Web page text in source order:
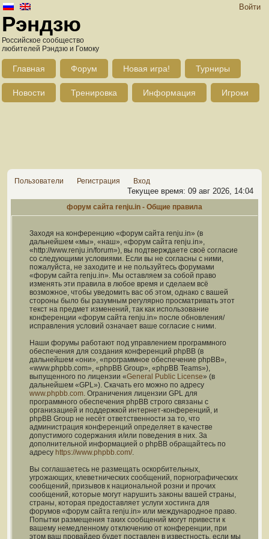
Войти
Рэндзю
Российское сообщество
любителей Рэндзю и Гомоку
Главная Форум Новая игра! Турниры
Новости Тренировка Информация Игроки
Пользователи Регистрация Вход
Текущее время: 09 авг 2026, 14:04
форум сайта renju.in - Общие правила
Заходя на конференцию «форум сайта renju.in» (в
дальнейшем «мы», «наш», «форум сайта renju.in»,
«http://www.renju.in/forum»), вы подтверждаете своё согласие
со следующими условиями. Если вы не согласны с ними,
пожалуйста, не заходите и не пользуйтесь форумами
«форум сайта renju.in». Мы оставляем за собой право
изменять эти правила в любое время и сделаем всё
возможное, чтобы уведомить вас об этом, однако с вашей
стороны было бы разумным регулярно просматривать этот
текст на предмет изменений, так как использование
конференции «форум сайта renju.in» после обновления/
исправления условий означает ваше согласие с ними.
Наши форумы работают под управлением программного
обеспечения для создания конференций phpBB (в
дальнейшем «они», «программное обеспечение phpBB»,
«www.phpbb.com», «phpBB Group», «phpBB Teams»),
выпущенного по лицензии «General Public License» (в
дальнейшем «GPL»). Скачать его можно по адресу
www.phpbb.com. Ограничения лицензии GPL для
программного обеспечения phpBB строго связаны с
организацией и поддержкой интернет-конференций, и
phpBB Group не несёт ответственности за то, что
администрация конференций определяет в качестве
допустимого содержания и/или поведения в них. За
дополнительной информацией о phpBB обращайтесь по
адресу https://www.phpbb.com/.
Вы соглашаетесь не размещать оскорбительных,
угрожающих, клеветнических сообщений, порнографических
сообщений, призывов к национальной розни и прочих
сообщений, которые могут нарушить законы вашей страны,
страны, которая предоставляет услуги хостинга для
форумов «форум сайта renju.in» или международное право.
Попытки размещения таких сообщений могут привести к
вашему немедленному отключению от конференции, при
этом ваш провайдер будет поставлен в известность, если мы